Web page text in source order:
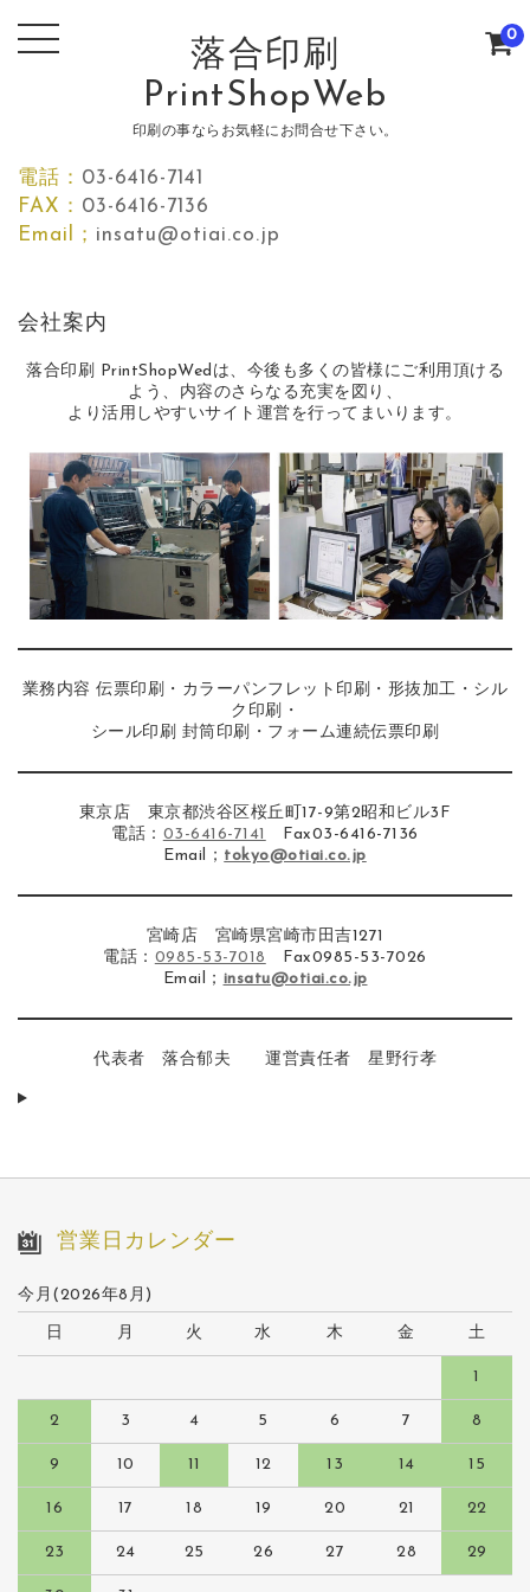
落合印刷
PrintShopWeb
印刷の事ならお気軽にお問合せ下さい。
電話： 03-6416-7141
FAX： 03-6416-7136
Email； insatu@otiai.co.jp
0
会社案内
落合印刷 PrintShopWedは、今後も多くの皆様にご利用頂ける
よう、内容のさらなる充実を図り、
より活用しやすいサイト運営を行ってまいります。
業務内容 伝票印刷・カラーパンフレット印刷・形抜加工・シル
ク印刷・
シール印刷 封筒印刷・フォーム連続伝票印刷
東京店 東京都渋谷区桜丘町17-9第2昭和ビル3F
電話： 03-6416-7141
Fax03-6416-7136
Email； tokyo@otiai.co.jp
宮崎店 宮崎県宮崎市田吉1271
電話： 0985-53-7018
Fax0985-53-7026
Email； insatu@otiai.co.jp
代表者 落合郁夫 運営責任者 星野行孝
営業日カレンダー
今月(2026年8月)
日 月 火 水 木 金 土
1
2 3 4 5 6 7 8
9 10 11 12 13 14 15
16 17 18 19 20 21 22
23 24 25 26 27 28 29